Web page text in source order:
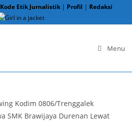
Kode Etik Jurnalistik | Profil | Redaksi
Menu